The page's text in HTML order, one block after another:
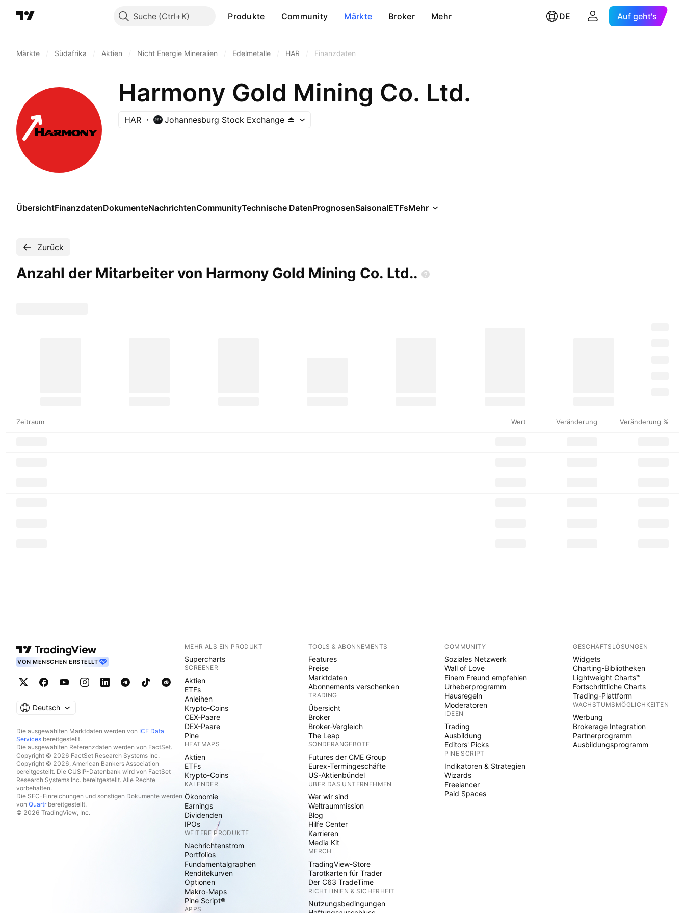
Suche Produkte Community Märkte Broker Mehr DE Auf geht's
Märkte Südafrika Aktien Nicht Energie Mineralien Edelmetalle HAR Finanzdaten
Harmony Gold Mining Co. Ltd.
HAR Johannesburg Stock Exchange
ÜbersichtFinanzdatenDokumenteNachrichtenCommunityTechnische DatenPrognosenSaisonalETFsMehr
Zurück
Anzahl der Mitarbeiter von Harmony Gold Mining Co. Ltd..
Zeitraum Wert Veränderung Veränderung %
VON MENSCHEN ERSTELLT
Deutsch
Die ausgewählten Marktdaten werden von ICE Data
Services bereitgestellt.
Die ausgewählten Referenzdaten werden von FactSet.
Copyright © 2026 FactSet Research Systems Inc.
Copyright © 2026, American Bankers Association
bereitgestellt. Die CUSIP-Datenbank wird von FactSet
Research Systems Inc. bereitgestellt. Alle Rechte
vorbehalten.
Die SEC-Einreichungen und sonstigen Dokumente werden
von Quartrbereitgestellt.
© 2026 TradingView, Inc.
MEHR ALS EIN PRODUKT
Supercharts
SCREENER
Aktien
ETFs
Anleihen
Krypto-Coins
CEX-Paare
DEX-Paare
Pine
HEATMAPS
Aktien
ETFs
Krypto-Coins
KALENDER
Ökonomie
Earnings
Dividenden
IPOs
WEITERE PRODUKTE
Nachrichtenstrom
Portfolios
Fundamentalgraphen
Renditekurven
Optionen
Makro-Maps
Pine Script®
APPS
TOOLS & ABONNEMENTS
Features
Preise
Marktdaten
Abonnements verschenken
TRADING
Übersicht
Broker
Broker-Vergleich
The Leap
SONDERANGEBOTE
Futures der CME Group
Eurex-Termingeschäfte
US-Aktienbündel
ÜBER DAS UNTERNEHMEN
Wer wir sind
Weltraummission
Blog
Hilfe Center
Karrieren
Media Kit
MERCH
TradingView-Store
Tarotkarten für Trader
Der C63 TradeTime
RICHTLINIEN & SICHERHEIT
Nutzungsbedingungen
COMMUNITY
Soziales Netzwerk
Wall of Love
Einem Freund empfehlen
Urheberprogramm
Hausregeln
Moderatoren
IDEEN
Trading
Ausbildung
Editors' Picks
PINE SCRIPT
Indikatoren & Strategien
Wizards
Freelancer
Paid Spaces
GESCHÄFTSLÖSUNGEN
Widgets
Charting-Bibliotheken
Lightweight Charts™
Fortschrittliche Charts
Trading-Plattform
WACHSTUMSMÖGLICHKEITEN
Werbung
Brokerage Integration
Partnerprogramm
Ausbildungsprogramm